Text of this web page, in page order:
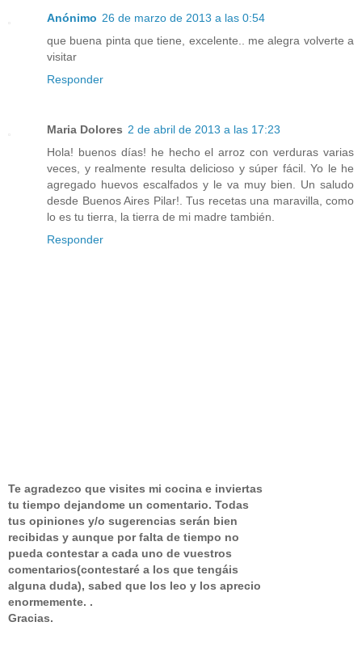
Anónimo 26 de marzo de 2013 a las 0:54
que buena pinta que tiene, excelente.. me alegra volverte a
visitar
Responder
Maria Dolores 2 de abril de 2013 a las 17:23
Hola! buenos días! he hecho el arroz con verduras varias
veces, y realmente resulta delicioso y súper fácil. Yo le he
agregado huevos escalfados y le va muy bien. Un saludo
desde Buenos Aires Pilar!. Tus recetas una maravilla, como
lo es tu tierra, la tierra de mi madre también.
Responder
Te agradezco que visites mi cocina e inviertas
tu tiempo dejandome un comentario. Todas
tus opiniones y/o sugerencias serán bien
recibidas y aunque por falta de tiempo no
pueda contestar a cada uno de vuestros
comentarios(contestaré a los que tengáis
alguna duda), sabed que los leo y los aprecio
enormemente. .
Gracias.